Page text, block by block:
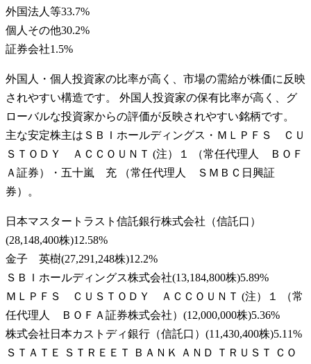
外国法人等33.7%
個人その他30.2%
証券会社1.5%
外国人・個人投資家の比率が高く、市場の需給が株価に反映
されやすい構造です。 外国人投資家の保有比率が高く、グ
ローバルな投資家からの評価が反映されやすい銘柄です。
主な安定株主はＳＢＩホールディングス・ＭＬＰＦＳ ＣＵ
ＳＴＯＤＹ ＡＣＣＯＵＮＴ (注）１ （常任代理人 ＢＯＦ
Ａ証券）・五十嵐 充 （常任代理人 ＳＭＢＣ日興証
券）。
日本マスタートラスト信託銀行株式会社（信託口）
(28,148,400株)12.58%
金子 英樹(27,291,248株)12.2%
ＳＢＩホールディングス株式会社(13,184,800株)5.89%
ＭＬＰＦＳ ＣＵＳＴＯＤＹ ＡＣＣＯＵＮＴ (注）１ （常
任代理人 ＢＯＦＡ証券株式会社） (12,000,000株)5.36%
株式会社日本カストディ銀行（信託口） (11,430,400株)5.11%
ＳＴＡＴＥ ＳＴＲＥＥＴ ＢＡＮＫ ＡＮＤ ＴＲＵＳＴ ＣＯ